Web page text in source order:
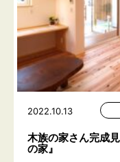
2022.10.13
木族の家さん完成
の家』